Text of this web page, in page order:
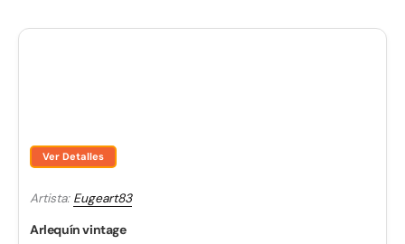
Ver Detalles
Artista: Eugeart83
Arlequín vintage